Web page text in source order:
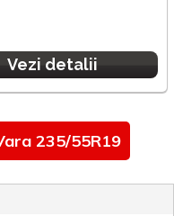
Vezi detalii
235/55R19